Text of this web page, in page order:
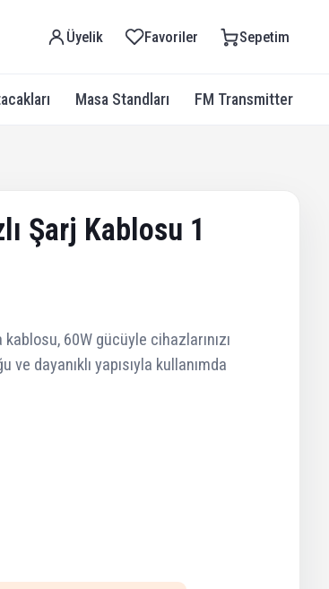
Üyelik Favoriler Sepetim
Masa Standları FM Transmitter
Şarj Kablosu 1
60W gücüyle cihazlarınızı
dayanıklı yapısıyla kullanımda